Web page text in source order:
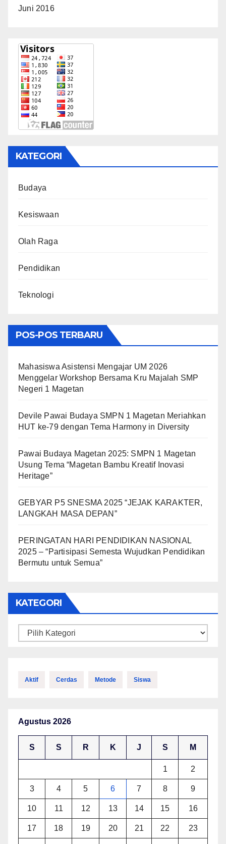
Juni 2016
KATEGORI
Budaya
Kesiswaan
Olah Raga
Pendidikan
Teknologi
POS-POS TERBARU
Mahasiswa Asistensi Mengajar UM 2026
Menggelar Workshop Bersama Kru Majalah SMP
Negeri 1 Magetan
Devile Pawai Budaya SMPN 1 Magetan Meriahkan
HUT ke-79 dengan Tema Harmony in Diversity
Pawai Budaya Magetan 2025: SMPN 1 Magetan
Usung Tema “Magetan Bambu Kreatif Inovasi
Heritage”
GEBYAR P5 SNESMA 2025 “JEJAK KARAKTER,
LANGKAH MASA DEPAN”
PERINGATAN HARI PENDIDIKAN NASIONAL
2025 – “Partisipasi Semesta Wujudkan Pendidikan
Bermutu untuk Semua”
KATEGORI
Kategori
Aktif Cerdas Metode Siswa
Agustus 2026
S S R K J S M
1 2
3 4 5 6 7 8 9
10 11 12 13 14 15 16
17 18 19 20 21 22 23